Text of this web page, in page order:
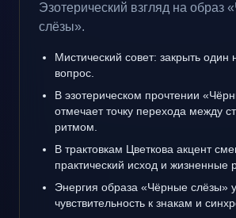
Эзотерический взгляд на образ
слёзы».
Мистический совет: закрыть
вопрос.
В эзотерическом прочтении
отмечает точку перехода между
ритмом.
В трактовкам Цветкова акцент
практический исход и жизненные
Энергия образа «Чёрные слёзы»
чувствительность к знакам и